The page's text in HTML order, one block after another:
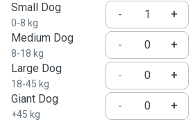
Small Dog
0-8 kg
-
+
Medium Dog
8-18 kg
-
+
Large Dog
18-45 kg
-
+
Giant Dog
+45 kg
-
+